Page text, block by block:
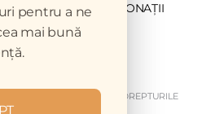
CMVRO DONAȚII
VETERINARUL. TOATE DREPTURILE
REZERVATE.
pentru a ne
mai bună